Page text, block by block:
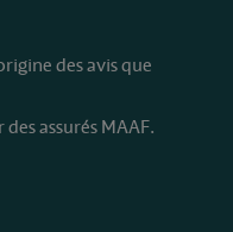
des avis que
assurés MAAF.